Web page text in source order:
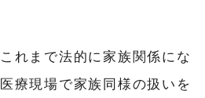
れまで法的に家族関係にな
療現場で家族同様の扱いを